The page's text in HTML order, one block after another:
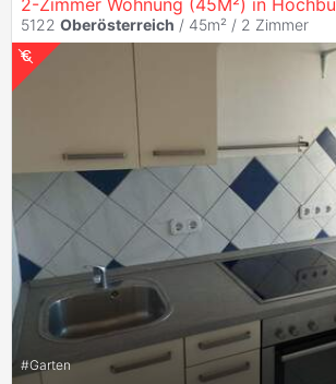
5122 Oberösterreich / 45m² / 2 Zimmer
#Garten